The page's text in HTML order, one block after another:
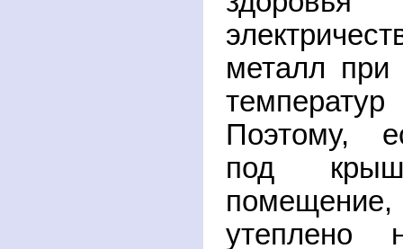
металл при
Поэтому,
под
утеплено